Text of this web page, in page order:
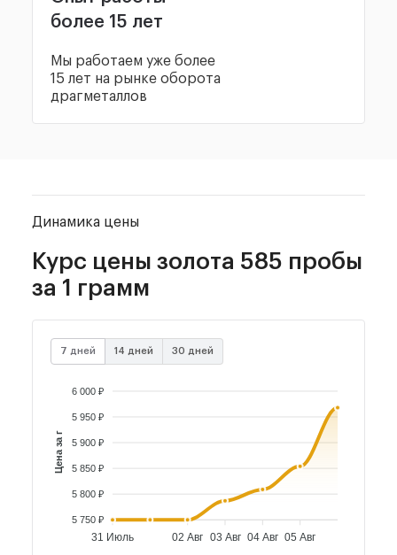
более 15 лет
Мы работаем уже более
15 лет на рынке оборота
драгметаллов
Динамика цены
Курс цены золота 585 пробы
за 1 грамм
7 дней 14 дней 30 дней
6 000 ₽
5 950 ₽
5 900 ₽
5 850 ₽
5 800 ₽
5 750 ₽
Цена за г
31 Июль 02 Авг 03 Авг 04 Авг 05 Авг